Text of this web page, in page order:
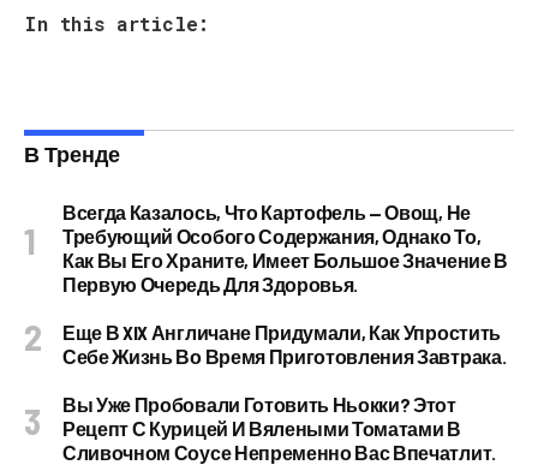
In this article:
В Тренде
Всегда Казалось, Что Картофель — Овощ, Не
Требующий Особого Содержания, Однако То,
Как Вы Его Храните, Имеет Большое Значение В
Первую Очередь Для Здоровья.
Еще В XIX Англичане Придумали, Как Упростить
Себе Жизнь Во Время Приготовления Завтрака.
Вы Уже Пробовали Готовить Ньокки? Этот
Рецепт С Курицей И Вялеными Томатами В
Сливочном Соусе Непременно Вас Впечатлит.